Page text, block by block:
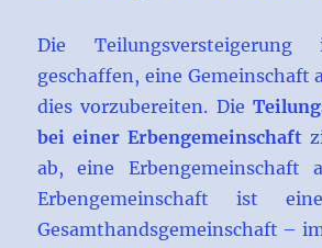
Die
geschaffen, eine Gemeinschaft
dies vorzubereiten. Die
bei einer Erbengemeinschaft
ab, eine Erbengemeinschaft
Erbengemeinschaft ist
Gesamt­hands­gemeinschaft –